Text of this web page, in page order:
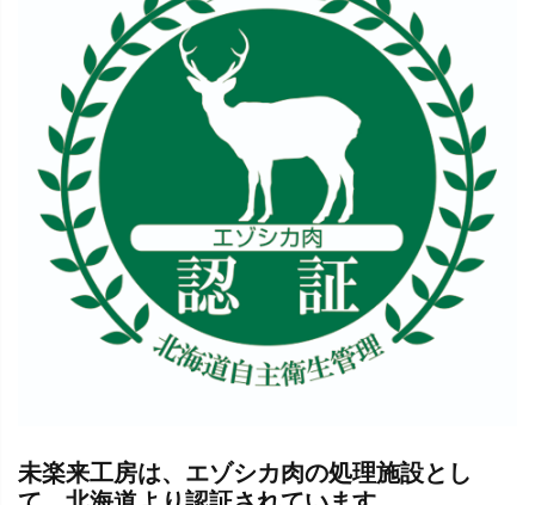
未楽来工房は、エゾシカ肉の処理施設とし